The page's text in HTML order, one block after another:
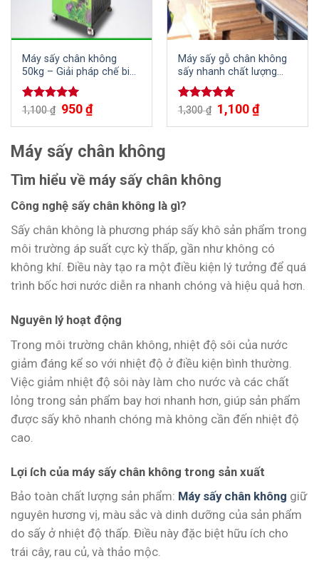
Máy sấy chân không
50kg – Giải pháp chế biến
thực phẩm, nông sản
chất lượng cao
Được xếp
1,100₫ 950₫
Máy sấy gỗ chân không
sấy nhanh chất lượng
cao
Được xếp
5.00
1,300₫ 1,100₫
Máy sấy chân không
Tìm hiểu về máy sấy chân không
Công nghệ sấy chân không là gì?
Sấy chân không là phương pháp sấy khô sản phẩm trong
môi trường áp suất cực kỳ thấp, gần như không có
không khí. Điều này tạo ra một điều kiện lý tưởng để quá
trình bốc hơi nước diễn ra nhanh chóng và hiệu quả hơn.
Nguyên lý hoạt động
Trong môi trường chân không, nhiệt độ sôi của nước
giảm đáng kể so với nhiệt độ ở điều kiện bình thường.
Việc giảm nhiệt độ sôi này làm cho nước và các chất
lỏng trong sản phẩm bay hơi nhanh hơn, giúp sản phẩm
được sấy khô nhanh chóng mà không cần đến nhiệt độ
cao.
Lợi ích của máy sấy chân không trong sản xuất
Bảo toàn chất lượng sản phẩm: Máy sấy chân không giữ
nguyên hương vị, màu sắc và dinh dưỡng của sản phẩm
do sấy ở nhiệt độ thấp. Điều này đặc biệt hữu ích cho
trái cây, rau củ, và thảo mộc.